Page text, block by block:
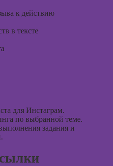
к действию
в тексте
для Инстаграм.
по выбранной теме.
задания и